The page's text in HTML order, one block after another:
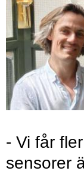
- Vi får
sensorer